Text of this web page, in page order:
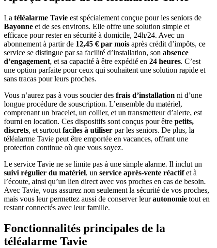
La téléalarme Tavie est spécialement conçue pour les seniors de
Bayonne et de ses environs. Elle offre une solution simple et
efficace pour rester en sécurité à domicile, 24h/24. Avec un
abonnement à partir de 12,45 € par mois après crédit d’impôts, ce
service se distingue par sa facilité d’installation, son absence
d’engagement, et sa capacité à être expédié en 24 heures. C’est
une option parfaite pour ceux qui souhaitent une solution rapide et
sans tracas pour leurs proches.
Vous n’aurez pas à vous soucier des frais d’installation ni d’une
longue procédure de souscription. L’ensemble du matériel,
comprenant un bracelet, un collier, et un transmetteur d’alerte, est
fourni en location. Ces dispositifs sont conçus pour être petits,
discrets, et surtout faciles à utiliser par les seniors. De plus, la
téléalarme Tavie peut être emportée en vacances, offrant une
protection continue où que vous soyez.
Le service Tavie ne se limite pas à une simple alarme. Il inclut un
suivi régulier du matériel, un service après-vente réactifet à
l’écoute, ainsi qu’un lien direct avec vos proches en cas de besoin.
Avec Tavie, vous assurez non seulement la sécurité de vos proches,
mais vous leur permettez aussi de conserver leurautonomie tout en
restant connectés avec leur famille.
Fonctionnalités principales de la
téléalarme Tavie